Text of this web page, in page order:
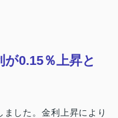
0.15％上昇と
した。金利上昇により